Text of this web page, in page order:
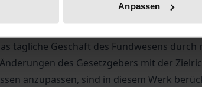
Anpassen
Gesetzbuch hat der Bund von
) Verfahren zu treffen. Dies
tägliche Geschäft des Fundwesens
des Gesetzgebers mit der
anzupassen, sind in diesem Werk